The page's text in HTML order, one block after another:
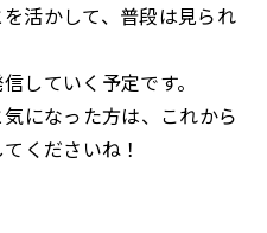
活かして、普段は見られ
していく予定です。
になった方は、これから
くださいね！